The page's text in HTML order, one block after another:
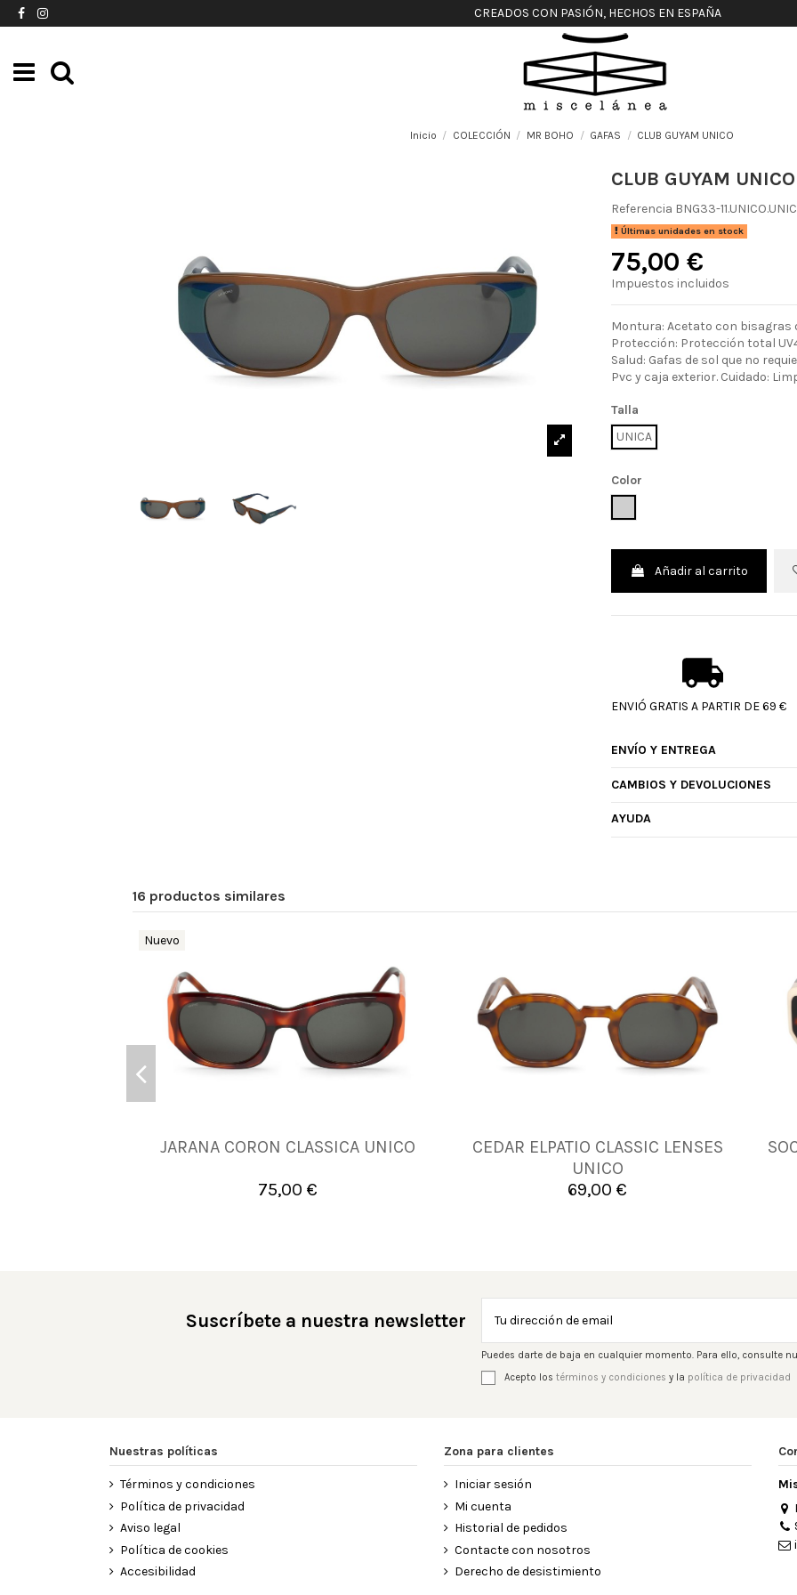
CREADOS CON PASIÓN, HECHOS EN ESPAÑA
Inicio COLECCIÓN MR BOHO GAFAS CLUB GUYAM UNICO
CLUB GUYAM UNICO
Referencia BNG33-
Últimas unidades en stock
75,00 €
Impuestos incluidos
Montura: Acetato con bisagras
Protección: Protección total
Salud: Gafas de sol que no
Pvc y caja exterior. Cuidado:
Talla
UNICA
Color
Añadir al carrito
ENVIÓ GRATIS A PARTIR DE 69 €
ENVÍO Y ENTREGA
CAMBIOS Y DEVOLUCIONES
AYUDA
16 productos similares
Nuevo
JARANA CORON CLASSICA UNICO
75,00 €
UNICA
Añadir al carrito
CEDAR ELPATIO CLASSIC LENSES
UNICO
69,00 €
UNICA
Añadir al carrito
Suscríbete a nuestra newsletter
Puedes darte de baja en cualquier momento. Para ello, consulte
Acepto los términos y condiciones y la política de privacidad
Nuestras políticas
Términos y condiciones
Política de privacidad
Aviso legal
Política de cookies
Accesibilidad
Zona para clientes
Iniciar sesión
Mi cuenta
Historial de pedidos
Contacte con nosotros
Derecho de desistimiento